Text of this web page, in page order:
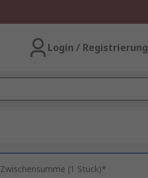
Login / Registrierung
Zwischensumme (1 Stück)*